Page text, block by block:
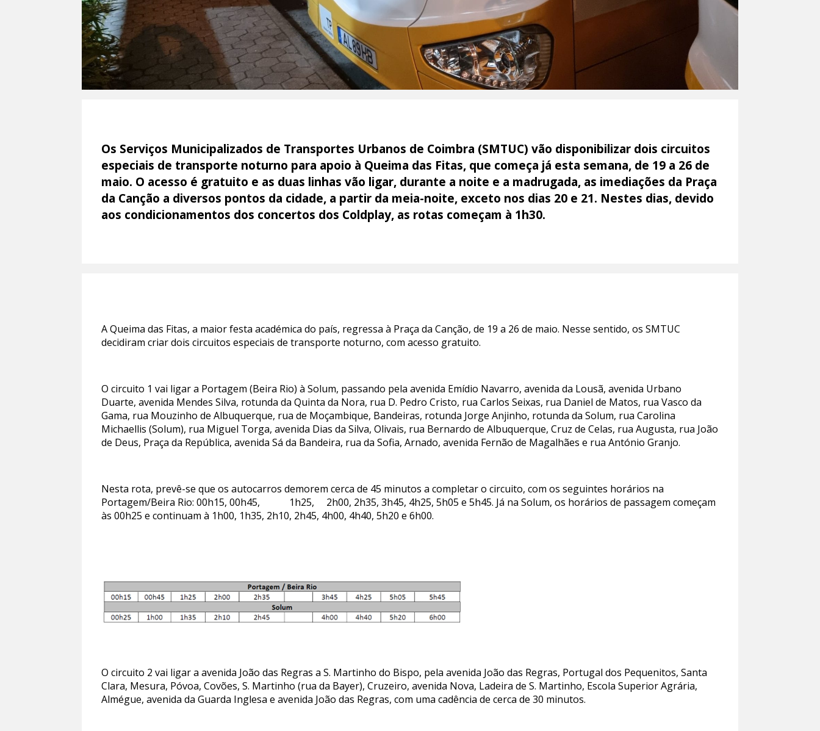
Os Serviços Municipalizados de Transportes Urbanos de Coimbra (SMTUC) vão disponibilizar dois circuitos
especiais de transporte noturno para apoio à Queima das Fitas, que começa já esta semana, de 19 a 26 de
maio. O acesso é gratuito e as duas linhas vão ligar, durante a noite e a madrugada, as imediações da Praça
da Canção a diversos pontos da cidade, a partir da meia-noite, exceto nos dias 20 e 21. Nestes dias, devido
aos condicionamentos dos concertos dos Coldplay, as rotas começam à 1h30.
A Queima das Fitas, a maior festa académica do país, regressa à Praça da Canção, de 19 a 26 de maio. Nesse sentido, os SMTUC
decidiram criar dois circuitos especiais de transporte noturno, com acesso gratuito.
O circuito 1 vai ligar a Portagem (Beira Rio) à Solum, passando pela avenida Emídio Navarro, avenida da Lousã, avenida Urbano
Duarte, avenida Mendes Silva, rotunda da Quinta da Nora, rua D. Pedro Cristo, rua Carlos Seixas, rua Daniel de Matos, rua Vasco da
Gama, rua Mouzinho de Albuquerque, rua de Moçambique, Bandeiras, rotunda Jorge Anjinho, rotunda da Solum, rua Carolina
Michaellis (Solum), rua Miguel Torga, avenida Dias da Silva, Olivais, rua Bernardo de Albuquerque, Cruz de Celas, rua Augusta, rua João
de Deus, Praça da República, avenida Sá da Bandeira, rua da Sofia, Arnado, avenida Fernão de Magalhães e rua António Granjo.
Nesta rota, prevê-se que os autocarros demorem cerca de 45 minutos a completar o circuito, com os seguintes horários na
Portagem/Beira Rio: 00h15, 00h45, 1h25, 2h00, 2h35, 3h45, 4h25, 5h05 e 5h45. Já na Solum, os horários de passagem começam
às 00h25 e continuam à 1h00, 1h35, 2h10, 2h45, 4h00, 4h40, 5h20 e 6h00.
O circuito 2 vai ligar a avenida João das Regras a S. Martinho do Bispo, pela avenida João das Regras, Portugal dos Pequenitos, Santa
Clara, Mesura, Póvoa, Covões, S. Martinho (rua da Bayer), Cruzeiro, avenida Nova, Ladeira de S. Martinho, Escola Superior Agrária,
Almégue, avenida da Guarda Inglesa e avenida João das Regras, com uma cadência de cerca de 30 minutos.